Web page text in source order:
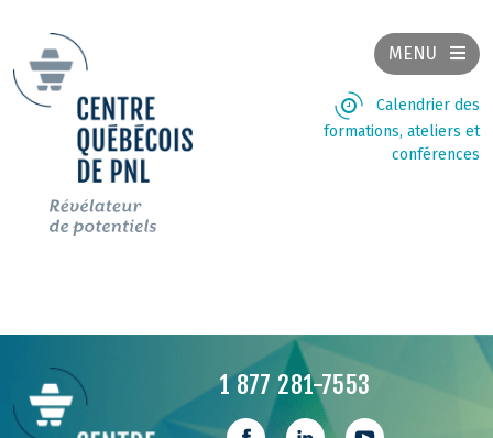
MENU
Calendrier des
formations, ateliers et
conférences
1 877 281-7553